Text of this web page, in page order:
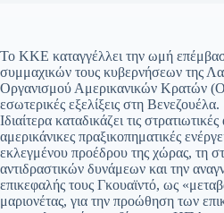
Το ΚΚΕ καταγγέλλει την ωμή
συμμαχικών τους κυβερνήσεων της
Οργανισμού Αμερικανικών Κρατών
εσωτερικές εξελίξεις στη Βενεζουέλα.
Ιδιαίτερα καταδικάζει τις στρατιωτικές
αμερικάνικες πραξικοπηματικές
εκλεγμένου προέδρου της χώρας, τη
αντιδραστικών δυνάμεων και την
επικεφαλής τους Γκουαϊντό, ως
μαριονέτας, για την προώθηση των